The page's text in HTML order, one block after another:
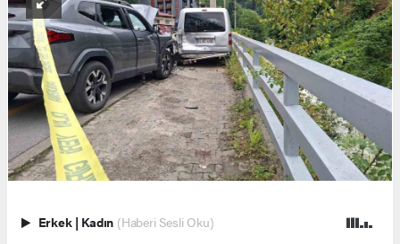
Erkek | Kadın (Haberi Sesli Oku)